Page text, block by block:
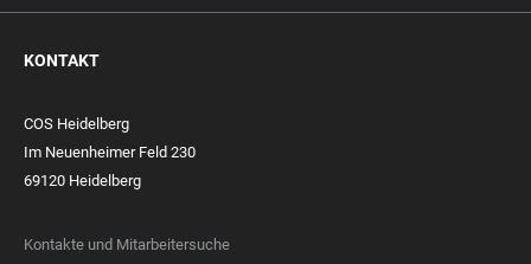
KONTAKT
COS Heidelberg
Im Neuenheimer Feld 230
69120 Heidelberg
Kontakte und Mitarbeitersuche